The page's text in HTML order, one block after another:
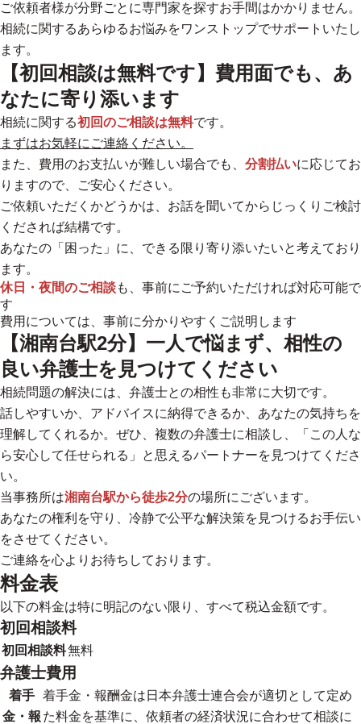
ご依頼者様が分野ごとに専門家を探すお手間はかかりません。
相続に関するあらゆるお悩みをワンストップでサポートいたし
ます。
【初回相談は無料です】費用面でも、あ
なたに寄り添います
相続に関する初回のご相談は無料です。
まずはお気軽にご連絡ください。
また、費用のお支払いが難しい場合でも、 分割払いに応じてお
りますので、ご安心ください。
ご依頼いただくかどうかは、お話を聞いてからじっくりご検討
くだされば結構です。
あなたの「困った」に、できる限り寄り添いたいと考えており
ます。
休日・夜間のご相談も、事前にご予約いただければ対応可能で
す
費用については、事前に分かりやすくご説明します
【湘南台駅2分】一人で悩まず、相性の
良い弁護士を見つけてください
相続問題の解決には、弁護士との相性も非常に大切です。
話しやすいか、アドバイスに納得できるか、あなたの気持ちを
理解してくれるか。 ぜひ、複数の弁護士に相談し、「この人な
ら安心して任せられる」と思えるパートナーを見つけてくださ
い。
当事務所は湘南台駅から徒歩2分の場所にございます。
あなたの権利を守り、冷静で公平な解決策を見つけるお手伝い
をさせてください。
ご連絡を心よりお待ちしております。
料金表
以下の料金は特に明記のない限り、すべて税込金額です。
初回相談料
初回相談料無料
弁護士費用
着手
金・報
着手金・報酬金は日本弁護士連合会が適切として定め
た料金を基準に、依頼者の経済状況に合わせて相談に